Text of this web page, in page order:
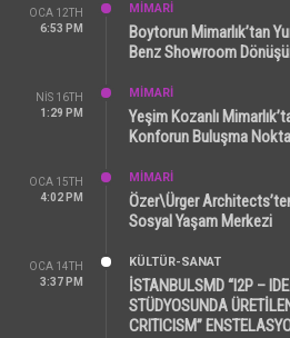
OCA 12TH
6:53 PM
MİMARİ
Boytorun Mimarlık’tan
Benz Showroom
NIS 16TH
1:29 PM
MİMARİ
Yeşim Kozanlı
Konforun Buluşma
OCA 15TH
4:02 PM
MİMARİ
Özer\Ürger
Sosyal Yaşam Merkezi
OCA 14TH
3:37 PM
KÜLTÜR-SANAT
İSTANBULSMD “I2P –
STÜDYOSUNDA
CRITICISM”